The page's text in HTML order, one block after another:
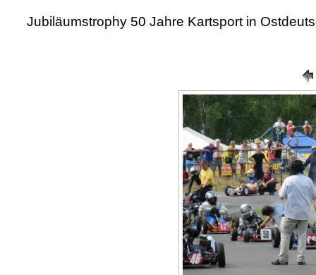
Jubiläumstrophy 50 Jahre Kartsport in